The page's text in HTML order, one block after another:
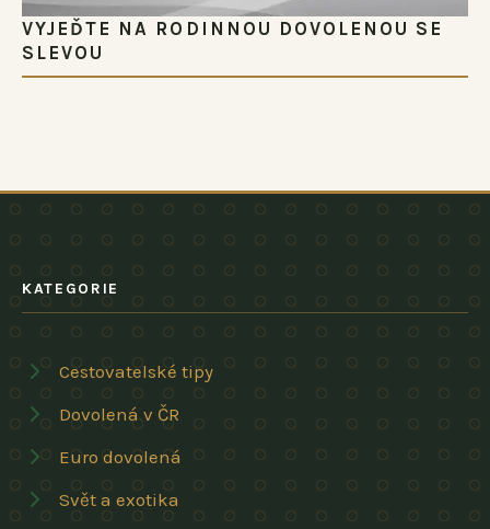
VYJEĎTE NA RODINNOU DOVOLENOU SE
SLEVOU
KATEGORIE
Cestovatelské tipy
Dovolená v ČR
Euro dovolená
Svět a exotika